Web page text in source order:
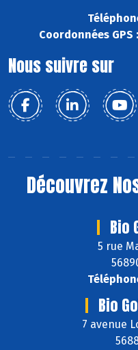
Coordonnées GPS :
Nous suivre sur
Découvrez
Bio
5 rue
Bio
7 avenue